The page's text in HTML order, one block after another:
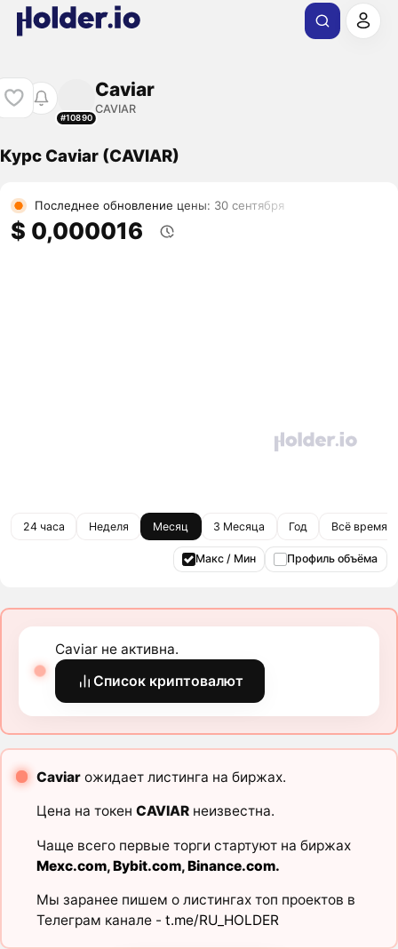
#10890
Caviar
CAVIAR
Курс Caviar (CAVIAR)
Последнее обновление цены: 30 сентября
$ 0,000016
24 часа Неделя Месяц 3 Месяца Год Всё время
Макс / Мин Профиль объёма
Caviar не активна.
Список криптовалют
Caviarожидает листинга на биржах.
Цена на токен CAVIARнеизвестна.
Чаще всего первые торги стартуют на биржах
Mexc.com,Bybit.com,Binance.com.
Мы заранее пишем о листингах топ проектов в
Телеграм канале - t.me/RU_HOLDER